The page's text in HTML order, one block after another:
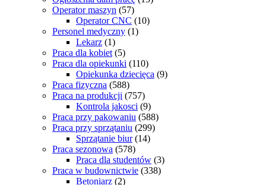
Operator maszyn (57)
Operator CNC (10)
Personel medyczny (1)
Lekarz (1)
Praca dla kobiet (5)
Praca dla opiekunki (110)
Opiekunka dziecięca (9)
Praca fizyczna (588)
Praca na produkcji (757)
Kontrola jakosci (9)
Praca przy pakowaniu (588)
Praca przy sprzątaniu (299)
Sprzątanie biur (14)
Praca sezonowa (578)
Praca dla studentów (3)
Praca w budownictwie (338)
Betoniarz (2)